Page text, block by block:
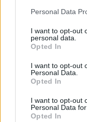
Personal Data
I want to opt-out
personal data.
Opted In
I want to opt-out
Personal Data.
Opted In
I want to opt-out
Personal Data
Opted In
Lettere: CECOTTE
Scarica Parole